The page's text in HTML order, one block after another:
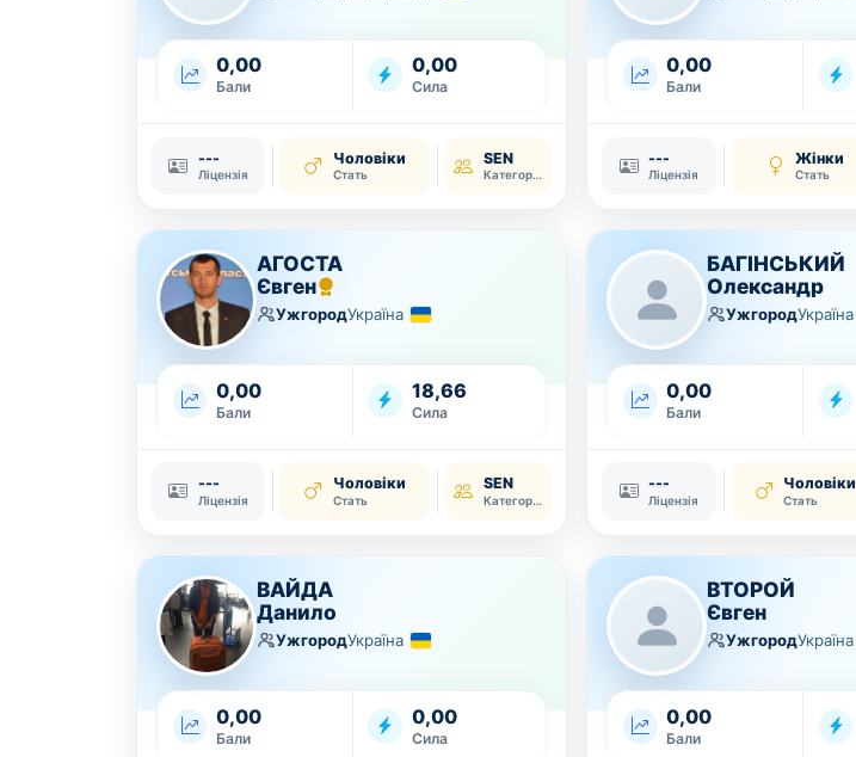
0,00
Бали
0,00
Сила
---
Ліцензія
Чоловіки
Стать
SEN
Категорія
0,00
Бали
---
Ліцензія
Жінки
Стать
АГОСТА
Євген
УжгородУкраїна
0,00
Бали
18,66
Сила
---
Ліцензія
Чоловіки
Стать
SEN
Категорія
БАГІНСЬКИЙ
Олександр
УжгородУкраїна
0,00
Бали
---
Ліцензія
Чоловіки
Стать
ВАЙДА
Данило
УжгородУкраїна
0,00
Бали
0,00
Сила
ВТОРОЙ
Євген
УжгородУкраїна
0,00
Бали